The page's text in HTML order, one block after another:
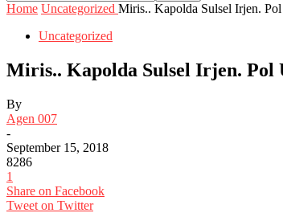
Home Uncategorized Miris.. Kapolda Sulsel Irjen.
Uncategorized
Miris.. Kapolda Sulsel Irjen. Pol
By
Agen 007
-
September 15, 2018
8286
1
Share on Facebook
Tweet on Twitter